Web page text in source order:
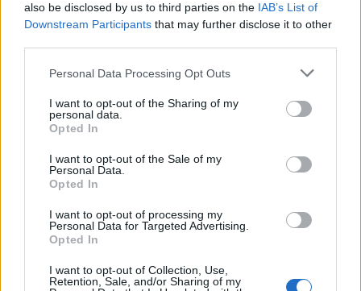
also be disclosed by us to third parties on the IAB’s List of
Downstream Participants that may further disclose it to other
Please note that this website/app uses one or more Google
not limited to your visit or usage behaviour. You may click to
grant or deny consent to Google and its third-party tags to
use your data for below specified purposes in below Google
consent section.
Personal Data Processing Opt Outs
I want to opt-out of the Sharing of my
personal data.
Opted In
I want to opt-out of the Sale of my
Personal Data.
Opted In
I want to opt-out of processing my
Personal Data for Targeted Advertising.
Opted In
I want to opt-out of Collection, Use,
Retention, Sale, and/or Sharing of my
Firenze egyik legszuperebb helye számomra
környéke. Lenyűgöz aváros ezer arca divattal
1 KIS OLASZ: HA RÓMÁBAN JÁRVA